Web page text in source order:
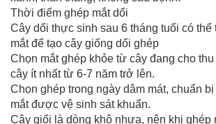
Thời điểm ghép mắt dổi
Cây dổi thực sinh sau 6 tháng tuổi có thể
mắt để tạo cây giống dổi ghép
Chọn mắt ghép khỏe từ cây đang cho
cây ít nhất từ 6-7 năm trở lên.
Chọn ghép trong ngày dâm mát, chuẩn
mắt được vệ sinh sát khuẩn.
Cây giổi là dòng khô nhựa, nên khi ghép